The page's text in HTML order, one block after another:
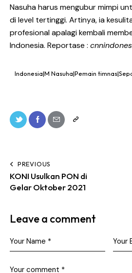
Nasuha harus mengubur mimpi
di level tertinggi. Artinya, ia
profesional apalagi kembali
Indonesia. Reportase :
Indonesia|M Nasuha|Pemain
PREVIOUS
KONI Usulkan PON di
Gelar Oktober 2021
Leave a comment